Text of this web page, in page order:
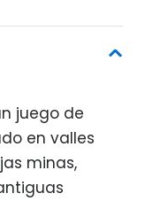
juego de
en valles
minas,